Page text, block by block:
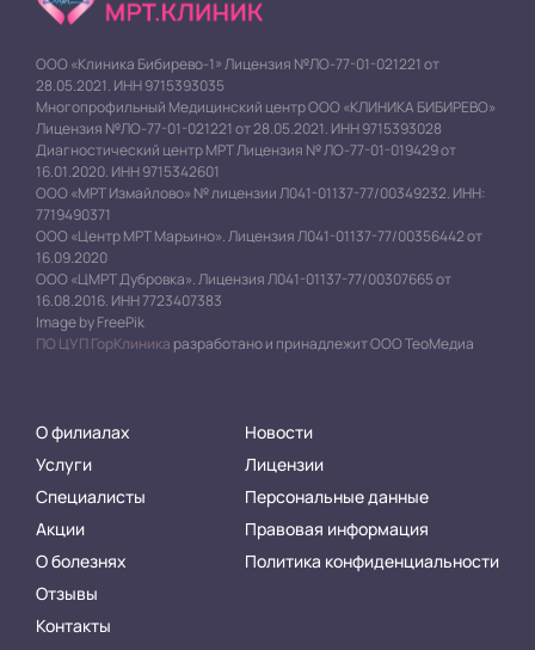
ООО «Клиника Бибирево-1» Лицензия №ЛО-77-01-021221 от
28.05.2021. ИНН 9715393035
Многопрофильный Медицинский центр ООО «КЛИНИКА БИБИРЕВО»
Лицензия №ЛО-77-01-021221 от 28.05.2021. ИНН 9715393028
Диагностический центр МРТ Лицензия № ЛО-77-01-019429 от
16.01.2020. ИНН 9715342601
ООО «МРТ Измайлово» № лицензии Л041-01137-77/00349232. ИНН:
7719490371
ООО «Центр МРТ Марьино». Лицензия Л041-01137-77/00356442 от
16.09.2020
ООО «ЦМРТ Дубровка». Лицензия Л041-01137-77/00307665 от
16.08.2016. ИНН 7723407383
Image by FreePik
ПО ЦУП ГорКлиника разработано и принадлежит ООО ТеоМедиа
О филиалах
Услуги
Специалисты
Акции
О болезнях
Отзывы
Контакты
Новости
Лицензии
Персональные данные
Правовая информация
Политика конфиденциальности